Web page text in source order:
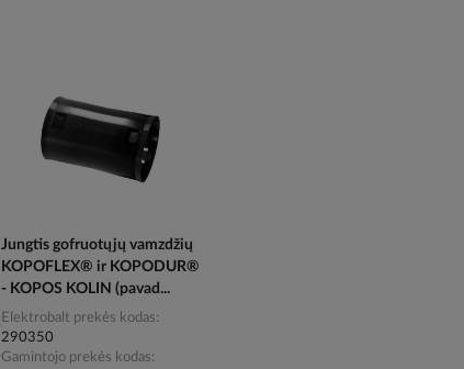
Jungtis gofruotųjų vamzdžių
KOPOFLEX® ir KOPODUR®
- KOPOS KOLIN (pavad...
Elektrobalt prekės kodas
290350
Gamintojo prekės kodas